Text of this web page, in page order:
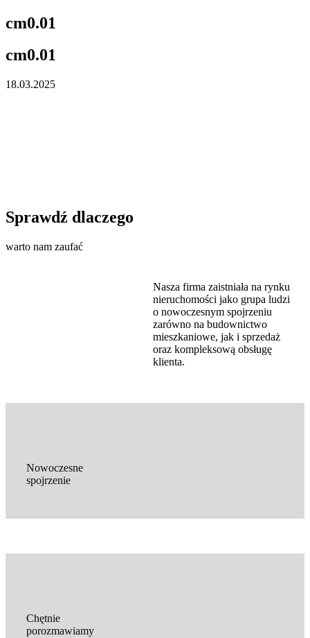
cm0.01
cm0.01
18.03.2025
Sprawdź dlaczego
warto nam zaufać
Nasza firma zaistniała na rynku
nieruchomości jako grupa ludzi
o nowoczesnym spojrzeniu
zarówno na budownictwo
mieszkaniowe, jak i sprzedaż
oraz kompleksową obsługę
klienta.
Nowoczesne
spojrzenie
Chętnie
porozmawiamy